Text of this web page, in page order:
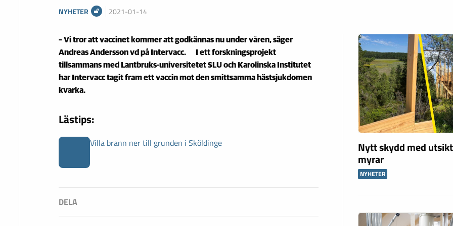
NYHETER 2021-01-14
– Vi tror att vaccinet kommer att godkännas nu under våren, säger
Andreas Andersson vd på Intervacc. I ett forskningsprojekt
tillsammans med Lantbruks-universitetet SLU och Karolinska Institutet
har Intervacc tagit fram ett vaccin mot den smittsamma hästsjukdomen
kvarka.
Lästips:
Villa brann ner till grunden i Sköldinge Nytt skydd med
myrar
NYHETER